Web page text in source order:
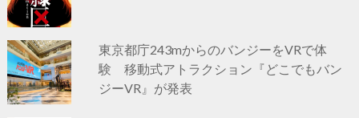
東京都庁243mからのバンジーをVRで体
験 移動式アトラクション『どこでもバン
ジーVR』が発表